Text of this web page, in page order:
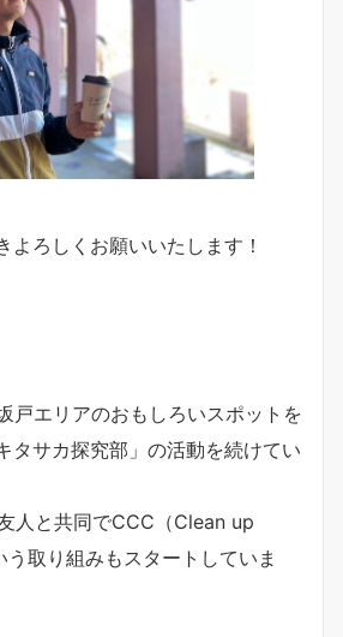
よろしくお願いいたします！
戸エリアのおもしろいスポットを
タサカ探究部」の活動を続けてい
人と共同でCCC（Clean up
取り組みもスタートしていま